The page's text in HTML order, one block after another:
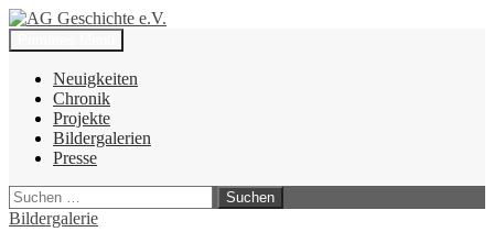
Zum
Inhalt
springen
AG Geschichte e.V.
Suchen
Neuigkeiten
Chronik
Projekte
Bildergalerien
Presse
Suchen
nach:
Bildergalerie